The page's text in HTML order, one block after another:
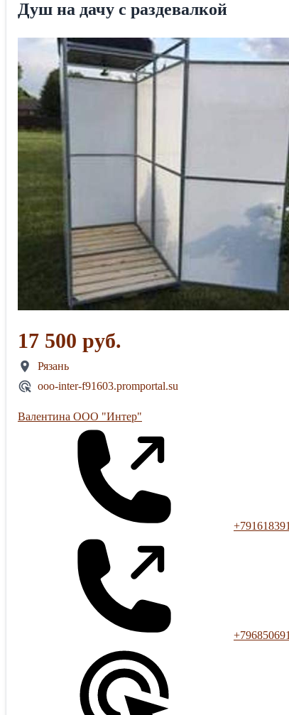
Душ на дачу с раздевалкой
17 500 руб.
Рязань
ooo-inter-f91603.promportal.su
Валентина ООО "Интер"